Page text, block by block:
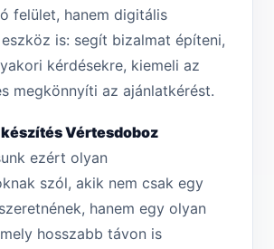
felület, hanem digitális
is: segít bizalmat építeni,
kérdésekre, kiemeli az
megkönnyíti az ajánlatkérést.
Vértesdoboz
ezért olyan
szól, akik nem csak egy
hanem egy olyan
hosszabb távon is